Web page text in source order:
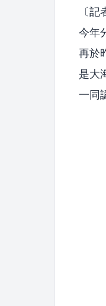
〔
今年
再於
是大
一同